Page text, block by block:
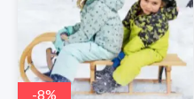
-8%